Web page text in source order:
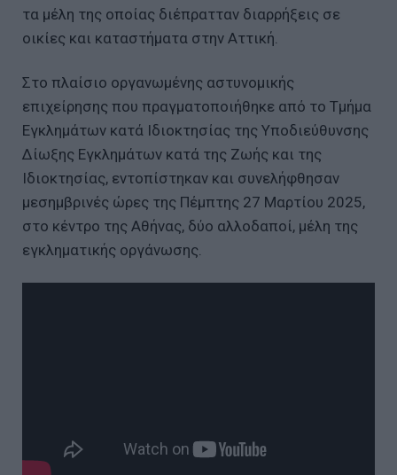
τα μέλη της οποίας διέπρατταν διαρρήξεις σε
οικίες και καταστήματα στην Αττική.
Στο πλαίσιο οργανωμένης αστυνομικής
επιχείρησης που πραγματοποιήθηκε από το Τμήμα
Εγκλημάτων κατά Ιδιοκτησίας της Υποδιεύθυνσης
Δίωξης Εγκλημάτων κατά της Ζωής και της
Ιδιοκτησίας, εντοπίστηκαν και συνελήφθησαν
μεσημβρινές ώρες της Πέμπτης 27 Μαρτίου 2025,
στο κέντρο της Αθήνας, δύο αλλοδαποί, μέλη της
εγκληματικής οργάνωσης.